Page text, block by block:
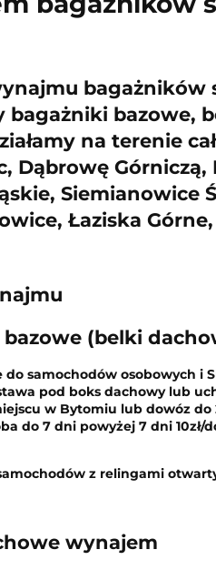
bagażników
bagażniki bazowe,
na terenie
Dąbrowę Górniczą,
Siemianowice
Łaziska
(belki
do samochodów osobowych i
pod boks dachowy lub
w Bytomiu lub dowóz do
do 7 dni powyżej 7 dni 10zł/
z relingami
wynajem